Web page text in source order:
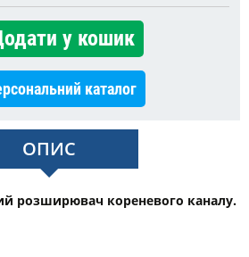
у кошик
каталог
ОПИС
розширювач кореневого каналу.